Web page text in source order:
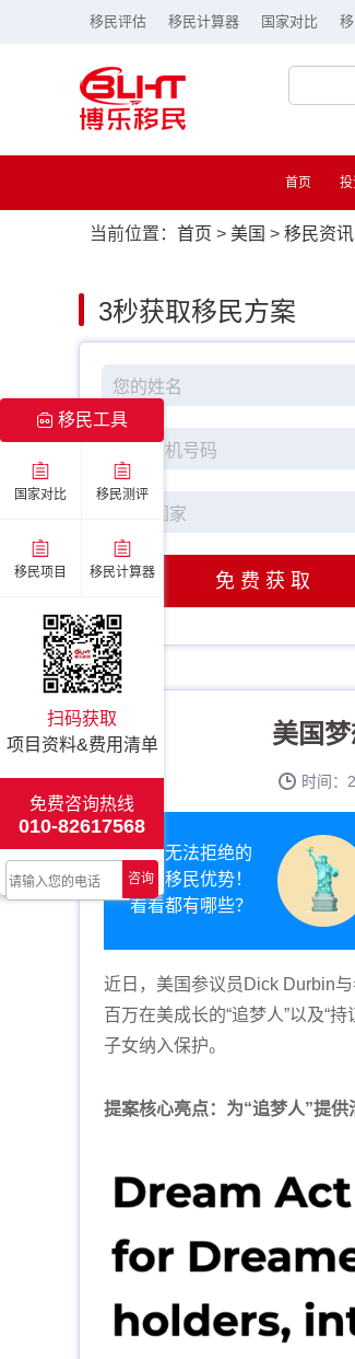
移民评估 移民计算器 国家对比
首页 投
当前位置： 首页 > 美国 > 移民资讯
3秒获取移民方案
免费获取
美国
时间
让人无法拒绝的
美国移民优势！
看看都有哪些？
近日，美国参议员Dick Durbin
百万在美成长的“追梦人”以及“
子女纳入保护。
提案核心亮点：为“追梦人”提供
移民工具
国家对比 移民测评
移民项目 移民计算器
扫码获取
项目资料&费用清单
免费咨询热线
010-82617568
咨询